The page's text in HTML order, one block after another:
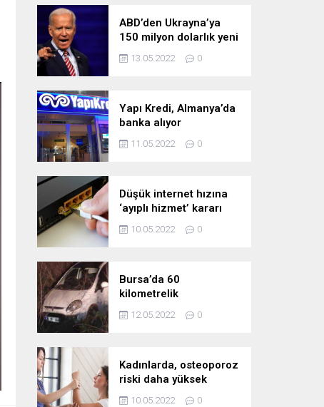
ABD’den Ukrayna’ya
150 milyon dolarlık yeni
askeri yardım
13.05.2022 0
Yapı Kredi, Almanya’da
banka alıyor
11.05.2022 0
Düşük internet hızına
‘ayıplı hizmet’ kararı
10.05.2022 0
Bursa’da 60
kilometrelik
kovalamaca!
12.05.2022 0
Kadınlarda, osteoporoz
riski daha yüksek
10.05.2022 0